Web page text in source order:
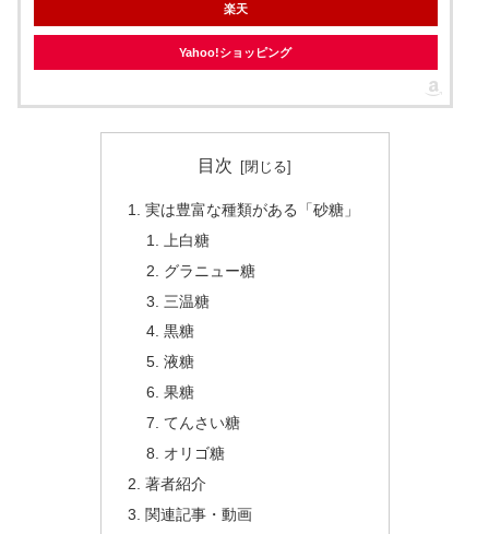
楽天
Yahoo!ショッピング
目次
実は豊富な種類がある「砂糖」
上白糖
グラニュー糖
三温糖
黒糖
液糖
果糖
てんさい糖
オリゴ糖
著者紹介
関連記事・動画